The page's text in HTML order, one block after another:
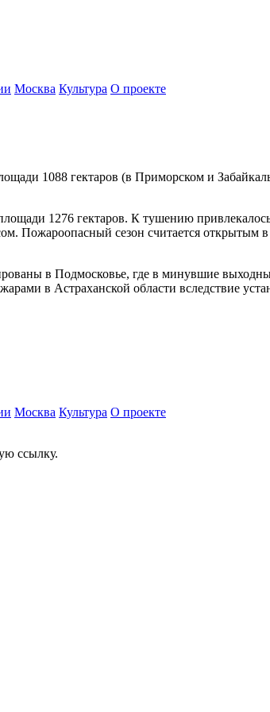
Москва Культура О проекте
1088 гектаров (в Приморском и
1276 гектаров. К тушению
Пожароопасный сезон считается открытым
в Подмосковье, где в минувшие
в Астраханской области вследствие
Москва Культура О проекте
ссылку.